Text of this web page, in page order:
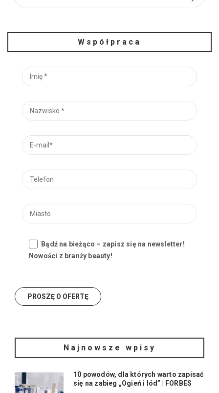
Współpraca
Bądź na bieżąco – zapisz się na newsletter!
Nowości z branży beauty!
Najnowsze wpisy
10 powodów, dla których warto zapisać
się na zabieg „Ogień i lód” | FORBES